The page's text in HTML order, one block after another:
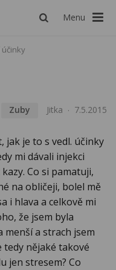
Menu
Zuby Jitka 7.5.2015
jak je to s vedl. účinky
mi dávali injekci
Co si pamatuji,
na obličeji, bolel mě
i hlava a celkově mi
že jsem byla
menší a strach jsem
tedy nějaké takové
jen stresem? Co